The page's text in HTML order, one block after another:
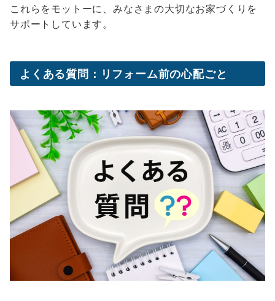
これらをモットーに、みなさまの大切なお家づくりを
サポートしています。
よくある質問：リフォーム前の心配ごと